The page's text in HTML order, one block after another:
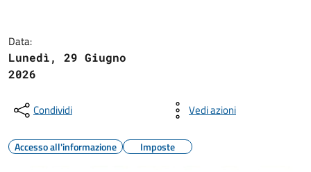
Data:
Lunedì, 29 Giugno
2026
Condividi Vedi azioni
Accesso all'informazione Imposte